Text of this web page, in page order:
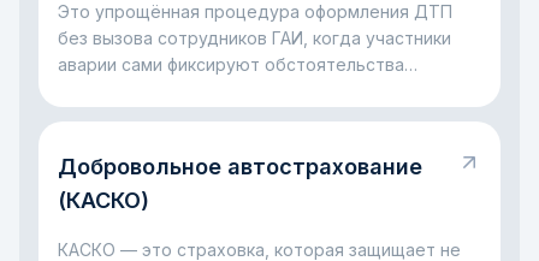
Это упрощённая процедура оформления ДТП
без вызова сотрудников ГАИ, когда участники
аварии сами фиксируют обстоятельства
Добровольное автострахование
(КАСКО)
КАСКО — это страховка, которая защищает не